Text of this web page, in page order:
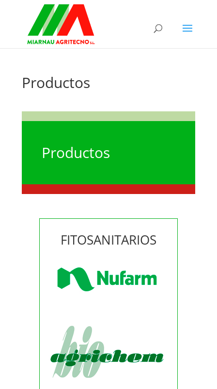
Productos
Productos
FITOSANITARIOS